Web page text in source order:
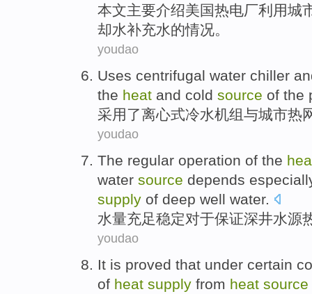
本文主要介绍美国热电厂利用城
却水补充水的情况。
youdao
Uses centrifugal water chiller
the heat and cold source of the
采用了离心式冷水机组与城市热
youdao
The regular operation of the
water source depends
supply of deep well water.
水量充足稳定对于保证深井水源
youdao
It is proved that under certain
of heat supply from heat source